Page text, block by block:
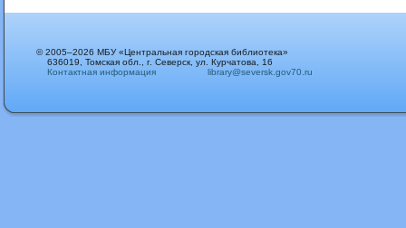
© 2005–2026 МБУ «Центральная городская библиотека»
636019, Томская обл., г. Северск, ул. Курчатова, 16
Контактная информация
library@seversk.gov70.ru